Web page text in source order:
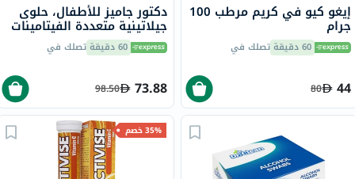
إيغو كيو في كريم مرطب 100
جرام
60 دقيقة تصلك في
44
80
دكتور جاميز للأطفال، حلوى
جيلاتينية متعددة الفيتامينات
خالية من السكر لنمو وتطور
صحي، بنكهة البرتقال، حزمة
60 دقيقة تصلك في
73.88
98.50
35% خصم